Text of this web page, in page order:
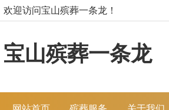
欢迎访问宝山殡葬一条龙！
宝山殡葬一条龙